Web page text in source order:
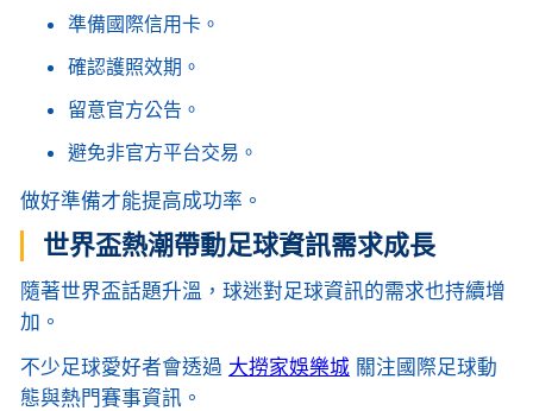
準備國際信用卡。
確認護照效期。
留意官方公告。
避免非官方平台交易。
做好準備才能提高成功率。
世界盃熱潮帶動足球資訊需求成長
隨著世界盃話題升溫，球迷對足球資訊的需求也持續增
加。
不少足球愛好者會透過 大撈家娛樂城關注國際足球動
態與熱門賽事資訊。